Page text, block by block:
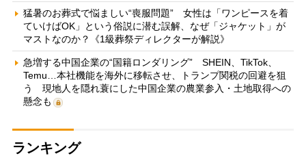
猛暑のお葬式で悩ましい“喪服問題” 女性は「ワンピースを着
ていけばOK」という俗説に潜む誤解、なぜ「ジャケット」が
マストなのか？《1級葬祭ディレクターが解説》
急増する中国企業の“国籍ロンダリング” SHEIN、TikTok、
Temu…本社機能を海外に移転させ、トランプ関税の回避を狙
う 現地人を隠れ蓑にした中国企業の農業参入・土地取得への
懸念も
ランキング